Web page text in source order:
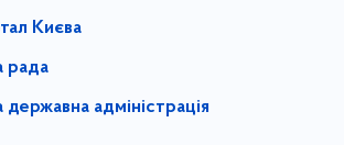
Києва
рада
державна адміністрація